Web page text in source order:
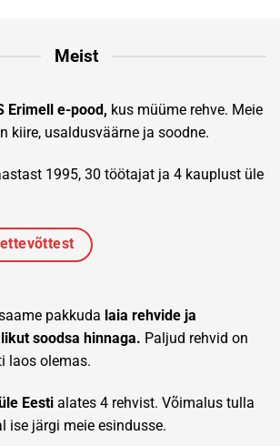
Meist
Erimell e-pood, kus müüme rehve. Meie
kiire, usaldusväärne ja soodne.
1995, 30 töötajat ja 4 kauplust üle
pakkuda laia rehvide ja
soodsa hinnaga. Paljud rehvid on
laos olemas.
Eesti alates 4 rehvist. Võimalus tulla
ise järgi meie esindusse.